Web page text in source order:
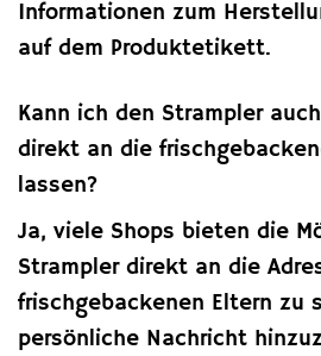
Informationen zum
auf dem Produktetikett.
Kann ich den Strampler
direkt an die
lassen?
Ja, viele Shops bieten die
Strampler direkt an die
frischgebackenen Eltern zu
persönliche Nachricht